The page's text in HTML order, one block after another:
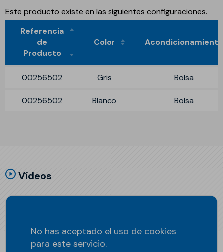
Este producto existe en las siguientes configuraciones.
Referencia
de
Producto
Color Acondicionamiento
00256502 Gris Bolsa
00256502 Blanco Bolsa
Vídeos
No has aceptado el uso de cookies
para este servicio.